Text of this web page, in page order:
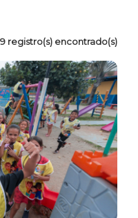
registro(s) encontrado(s)